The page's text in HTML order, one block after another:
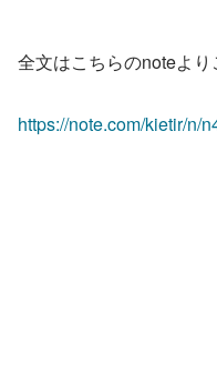
全文はこちらのnoteより
https://note.com/kietir/n/